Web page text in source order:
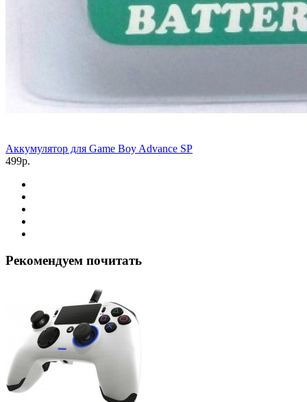
Аккумулятор для Game Boy Advance SP
499р.
Рекомендуем почитать